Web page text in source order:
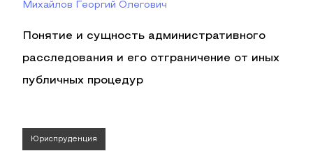
Михайлов Георгий Олегович
Понятие и сущность административного
расследования и его отграничение от иных
публичных процедур
Юриспруденция